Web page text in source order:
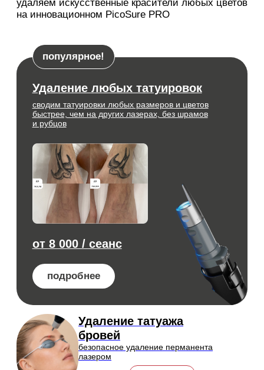
от 6 500 руб подробнее
лифтинга и сияния
от 6 500 руб
подробнее
стимуляция кровообращения в
зоне лица, сияние и улучшение
от 7 500 руб
подробнее
Процедуры для тела
коррекция фигуры аппаратным и ручным
массажем, а также обертыванием и
прессотерапией
Ручной массаж
шаг к восстановлению сил, снятию
напряжения и улучшению
здоровья
подробнее
революционная методика, которая позволяет
эффективно и безопасно произвести
коррекцию тела всего за несколько сеансов